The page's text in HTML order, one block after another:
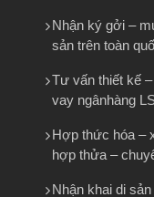
Nhận ký gởi –
sản trên toàn
Tư vấn thiết kế
vay ngânhàng
Hợp thức hóa –
hợp thửa –
Nhận khai di